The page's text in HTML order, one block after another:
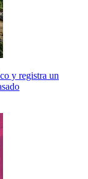
y registra un